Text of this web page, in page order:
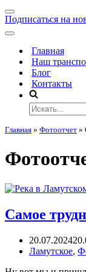
Подписаться на
Главная
Наш
Блог
Контакты
Главная » Фотоотчет »
Самое
20.07.2024
Ламутское,